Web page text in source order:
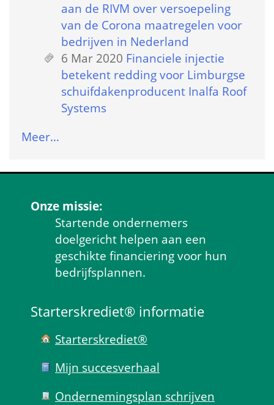
aan de RIVM over versoepeling
van de Corona maatregelen voor
bedrijven in Nederland
6 Mar 2020 Financiele injectie
betekent redding voor Limburgse
schuifdakenproducent Inalfa Roof
Systems
Meer…
Onze missie:
Startende ondernemers
doelgericht helpen aan een
geschikte financiering voor hun
bedrijfsplannen.
Starterskrediet® informatie
Starterskrediet®
Mijn succes­verhaal
Ondernemings­plan schrijven